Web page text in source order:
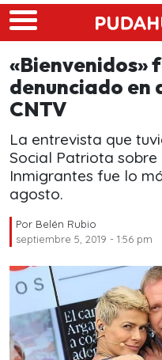
Skip to main content
«Bienvenidos»
denunciado en
CNTV
La entrevista que
Social Patriota sobre
Inmigrantes fue lo
agosto.
Por Belén Rubio
septiembre 5, 2019 - 1:56 pm